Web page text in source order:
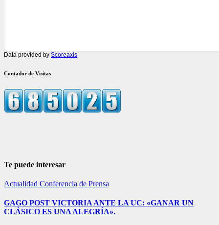
Data provided by Scoreaxis
Contador de Visitas
Te puede interesar
Actualidad Conferencia de Prensa
GAGO POST VICTORIA ANTE LA UC: «GANAR UN
CLÁSICO ES UNA ALEGRÍA».